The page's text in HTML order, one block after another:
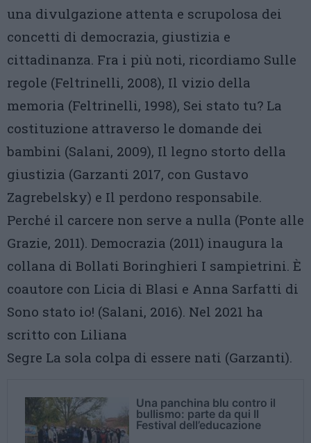
una divulgazione attenta e scrupolosa dei
concetti di democrazia, giustizia e
cittadinanza. Fra i più noti, ricordiamo Sulle
regole (Feltrinelli, 2008), Il vizio della
memoria (Feltrinelli, 1998), Sei stato tu? La
costituzione attraverso le domande dei
bambini (Salani, 2009), Il legno storto della
giustizia (Garzanti 2017, con Gustavo
Zagrebelsky) e Il perdono responsabile.
Perché il carcere non serve a nulla (Ponte alle
Grazie, 2011). Democrazia (2011) inaugura la
collana di Bollati Boringhieri I sampietrini. È
coautore con Licia di Blasi e Anna Sarfatti di
Sono stato io! (Salani, 2016). Nel 2021 ha
scritto con Liliana
Segre La sola colpa di essere nati (Garzanti).